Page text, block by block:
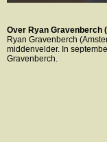
Over Ryan Gravenberch
Ryan Gravenberch
middenvelder. In
Gravenberch.